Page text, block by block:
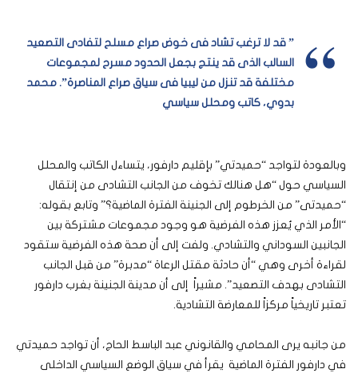
” قد لا ترغب تشاد فى خوض صراع مسلح لتفادى التصعيد
السالب الذى قد ينتج بجعل الحدود مسرح لمجموعات
مختلفة قد تنزل من ليبيا فى سياق صراع المناصرة”. محمد
بدوي، كاتب ومحلل سياسي
وبالعودة لتواجد “حميدتي” بإقليم دارفور، يتساءل الكاتب والمحلل
السياسي حول “هل هنالك تخوف من الجانب التشادى من إنتقال
“حميدتى” من الخرطوم إلى الجنينة الفترة الماضية؟” وتابع بقوله:
“الأمر الذي يُعزز هذه الفرضية هو وجود مجموعات مشتركة بين
الجانبين السوداني والتشادي. ولفت إلى أن صحة هذه الفرضية ستقود
لقراءة أخرى وهي “أن حادثة مقتل الرعاة “مدبرة” من قبل الجانب
التشادى بهدف التصعيد”. مشيراً إلى أن مدينة الجنينة بغرب دارفور
تعتبر تاريخياً مركزاً للمعارضة التشادية.
من جانبه يرى المحامي والقانوني عبد الباسط الحاج، أن تواجد حميدتي
في دارفور الفترة الماضية يقرأ في سياق الوضع السياسي الداخلى